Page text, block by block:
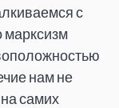
с
марксизм
нам не
самих